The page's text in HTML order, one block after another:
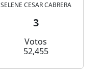
SELENE CESAR CABRERA
3
Votos
52,455